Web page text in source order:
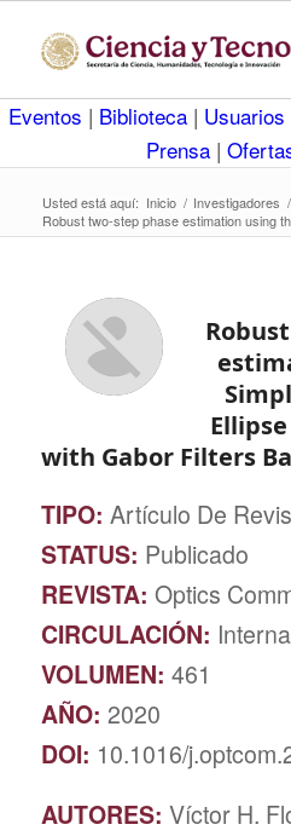
Eventos | Biblioteca |
Prensa |
Usted está aquí: Inicio / Investigadores /
Robust two-step phase estimation using
with Gabor Filters
TIPO: Artículo De
STATUS: Publicado
REVISTA: Optics
CIRCULACIÓN:
VOLUMEN: 461
AÑO: 2020
DOI: 10.1016/
AUTORES: Víctor H.